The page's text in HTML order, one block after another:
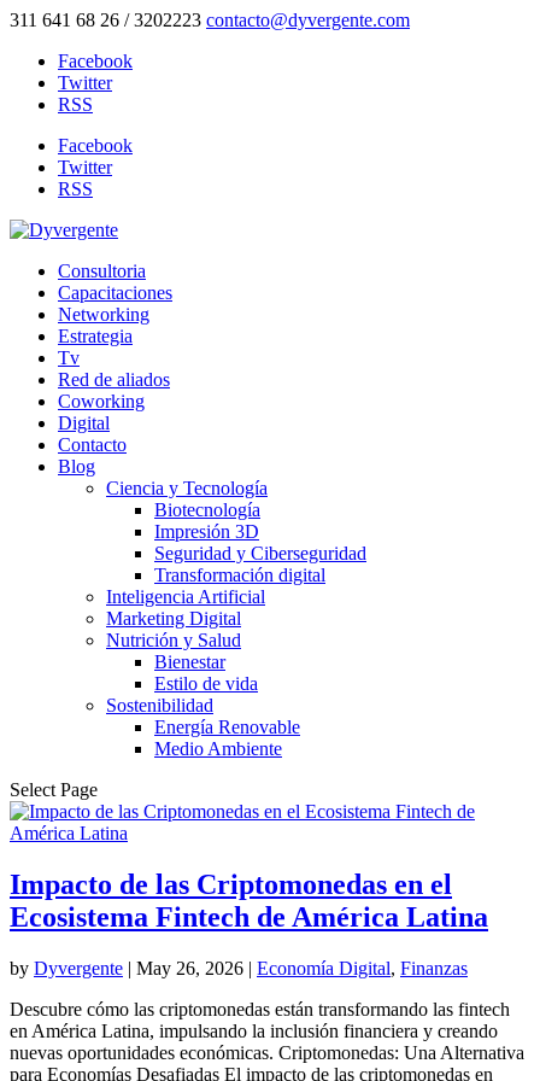
311 641 68 26 / 3202223 contacto@dyvergente.com
Facebook
Twitter
RSS
Facebook
Twitter
RSS
Consultoria
Capacitaciones
Networking
Estrategia
Tv
Red de aliados
Coworking
Digital
Contacto
Blog
Ciencia y Tecnología
Biotecnología
Impresión 3D
Seguridad y Ciberseguridad
Transformación digital
Inteligencia Artificial
Marketing Digital
Nutrición y Salud
Bienestar
Estilo de vida
Sostenibilidad
Energía Renovable
Medio Ambiente
Select Page
Impacto de las Criptomonedas en el
Ecosistema Fintech de América Latina
by Dyvergente | May 26, 2026 | Economía Digital, Finanzas
Descubre cómo las criptomonedas están transformando las fintech
en América Latina, impulsando la inclusión financiera y creando
nuevas oportunidades económicas. Criptomonedas: Una Alternativa
para Economías Desafiadas El impacto de las criptomonedas en